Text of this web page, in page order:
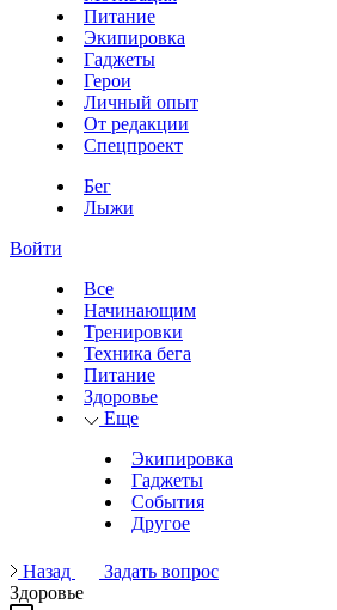
Питание
Экипировка
Гаджеты
Герои
Личный опыт
От редакции
Спецпроект
Бег
Лыжи
Войти
Все
Начинающим
Тренировки
Техника бега
Питание
Здоровье
Еще
Экипировка
Гаджеты
События
Другое
Назад
Задать вопрос
Здоровье